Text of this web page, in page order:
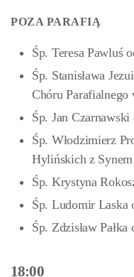
POZA PARAFIĄ
Śp. Teresa Pawluś
Śp. Stanisława
Chóru
Śp. Jan
Śp. Włodzimierz
Hylińskich z
Śp. Krystyna
Śp. Ludomir Laska
Śp. Zdzisław
18:00